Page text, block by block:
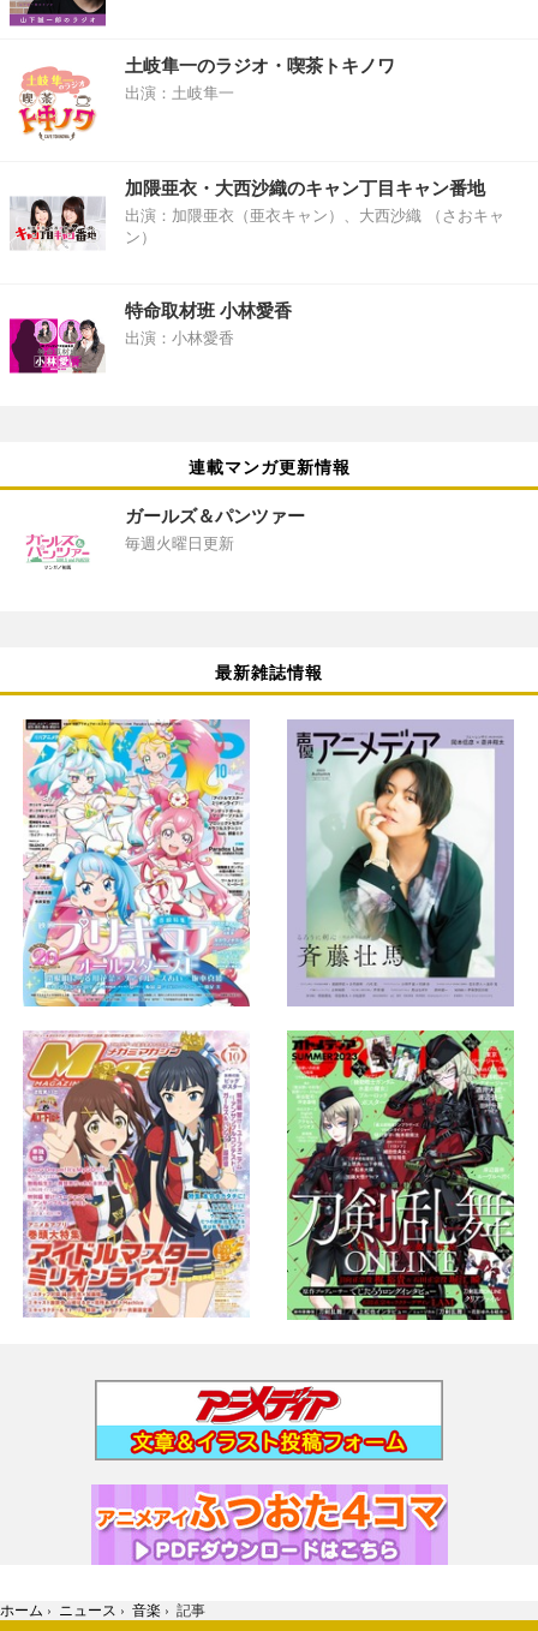
土岐隼一のラジオ・喫茶トキノワ
出演：土岐隼一
加隈亜衣・大西沙織のキャン丁目キャン番地
出演：加隈亜衣（亜衣キャン）、大西沙織 （さおキャ
ン）
特命取材班 小林愛香
出演：小林愛香
連載マンガ更新情報
ガールズ＆パンツァー
毎週火曜日更新
最新雑誌情報
ホーム › ニュース › 音楽 › 記事